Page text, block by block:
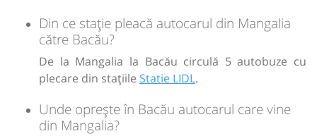
Sursa:LYK SRL | Ultima actualizare:
Din ce stație pleacă autocarul din Mangalia
către Bacău?
De la Mangalia la Bacău circulă 5 autobuze cu
plecare din stațiile Statie LIDL.
Unde oprește în Bacău autocarul care vine
din Mangalia?